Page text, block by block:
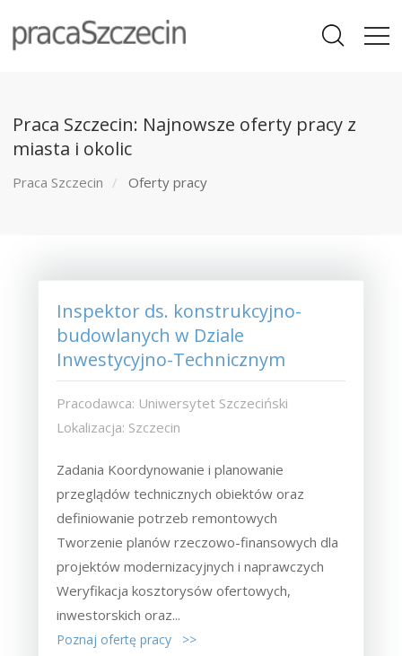
Praca Szczecin: Najnowsze oferty pracy z
miasta i okolic
Praca Szczecin Oferty pracy
Inspektor ds. konstrukcyjno-
budowlanych w Dziale
Inwestycyjno-Technicznym
Pracodawca: Uniwersytet Szczeciński
Lokalizacja: Szczecin
Zadania Koordynowanie i planowanie
przeglądów technicznych obiektów oraz
definiowanie potrzeb remontowych
Tworzenie planów rzeczowo-finansowych dla
projektów modernizacyjnych i naprawczych
Weryfikacja kosztorysów ofertowych,
inwestorskich oraz...
Poznaj ofertę pracy >>